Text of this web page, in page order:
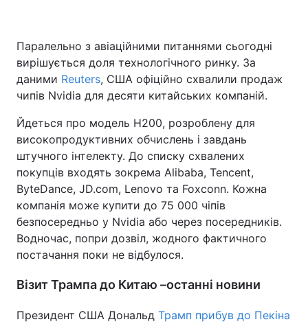
Паралельно з авіаційними питаннями сьогодні
вирішується доля технологічного ринку. За
даними Reuters, США офіційно схвалили продаж
чипів Nvidia для десяти китайських компаній.
Йдеться про модель H200, розроблену для
високопродуктивних обчислень і завдань
штучного інтелекту. До списку схвалених
покупців входять зокрема Alibaba, Tencent,
ByteDance, JD.com, Lenovo та Foxconn. Кожна
компанія може купити до 75 000 чіпів
безпосередньо у Nvidia або через посередників.
Водночас, попри дозвіл, жодного фактичного
постачання поки не відбулося.
Візит Трампа до Китаю –останні новини
Президент США Дональд Трамп прибув до Пекіна